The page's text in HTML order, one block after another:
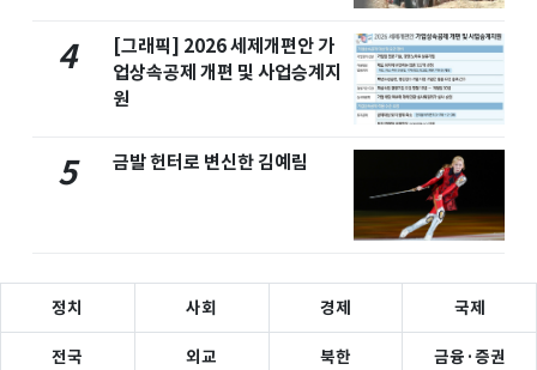
4
[그래픽] 2026 세제개편안 가
업상속공제 개편 및 사업승계지
원
5 금발 헌터로 변신한 김예림
정치 사회 경제 국제
전국 외교 북한 금융·증권